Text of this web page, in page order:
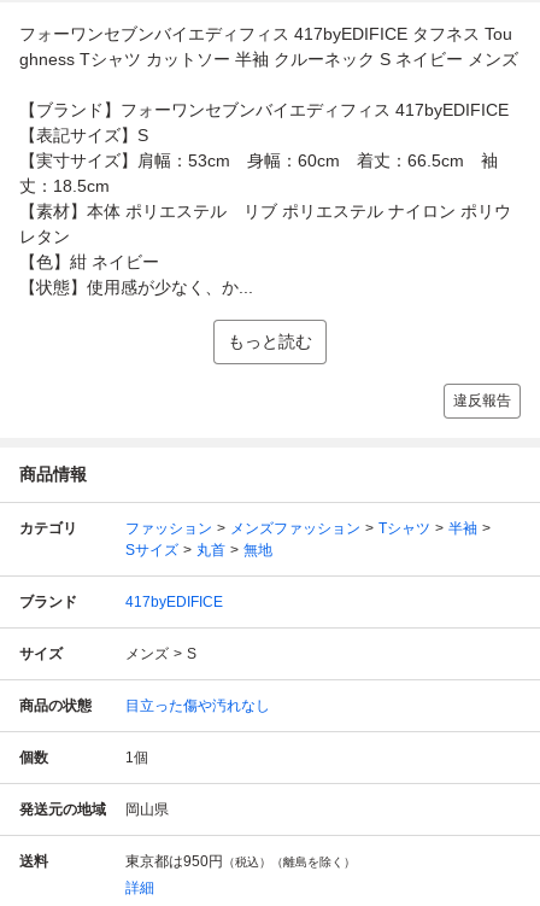
フォーワンセブンバイエディフィス 417byEDIFICE タフネス Tou
ghness Tシャツ カットソー 半袖 クルーネック S ネイビー メンズ
【ブランド】フォーワンセブンバイエディフィス 417byEDIFICE
【表記サイズ】S
【実寸サイズ】肩幅：53cm 身幅：60cm 着丈：66.5cm 袖
丈：18.5cm
【素材】本体 ポリエステル リブ ポリエステル ナイロン ポリウ
レタン
【色】紺 ネイビー
【状態】使用感が少なく、か...
もっと読む
違反報告
商品情報
カテゴリ ファッション メンズファッション Tシャツ
半袖
Sサイズ
丸首 無地
ブランド 417byEDIFICE
サイズ メンズ S
商品の状態 目立った傷や汚れなし
個数 1個
発送元の地域 岡山県
送料 東京都は950円 （税込）（離島を除く）
詳細